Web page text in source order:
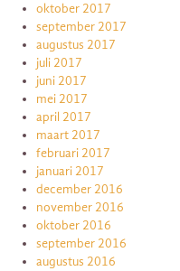
oktober 2017
september 2017
augustus 2017
juli 2017
juni 2017
mei 2017
april 2017
maart 2017
februari 2017
januari 2017
december 2016
november 2016
oktober 2016
september 2016
augustus 2016